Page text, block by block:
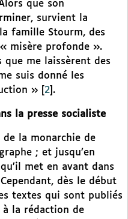
que son
survient la
famille Stourm, des
misère profonde ».
me laissèrent des
suis donné les
»
2 .
la presse socialiste
la monarchie de
; et jusqu’en
met en avant dans
dès le début
textes qui sont publiés
la rédaction de